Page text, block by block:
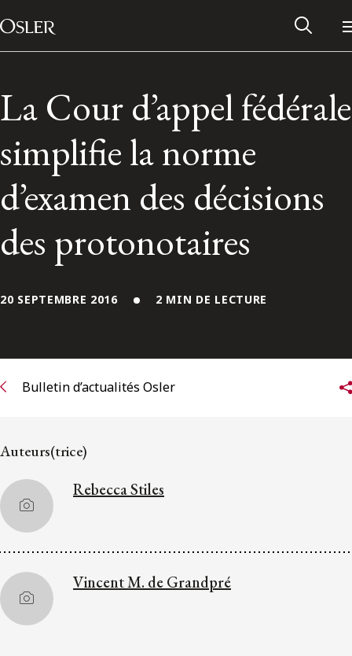
Passer au contenu
Main Navigation
Réseau des anciens d’Osler
ENGLISH
S’abonner
La Cour d’appel fédérale
simplifie la norme
d’examen des décisions
des protonotaires
20 SEPTEMBRE 2016 2 MIN DE LECTURE
Bulletin d’actualités Osler
Auteurs(trice)
Rebecca Stiles
Vincent M. de Grandpré